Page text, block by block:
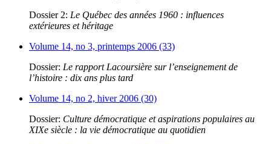
Dossier 2: Le Québec des années 1960 : influences
extérieures et héritage
Volume 14, no 3, printemps 2006 (33)
Dossier: Le rapport Lacoursière sur l’enseignement de
l’histoire : dix ans plus tard
Volume 14, no 2, hiver 2006 (30)
Dossier: Culture démocratique et aspirations populaires au
XIXe siècle : la vie démocratique au quotidien